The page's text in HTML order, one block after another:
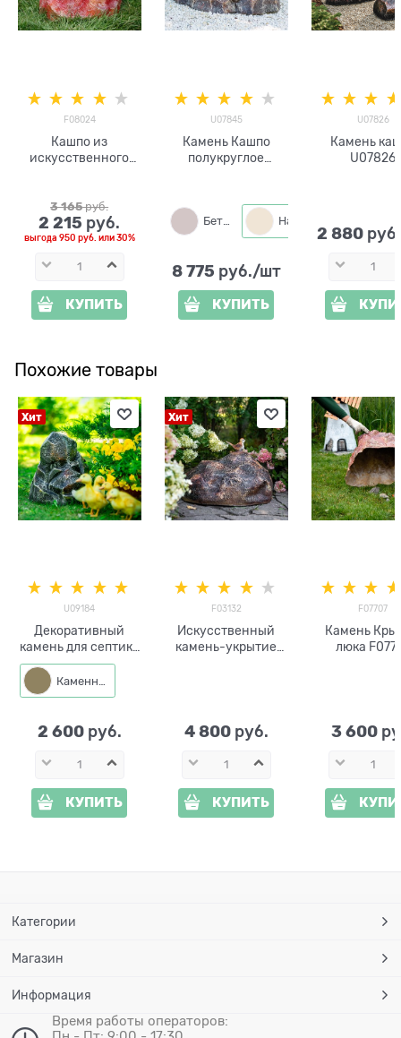
F08024
Кашпо из
искусственного
3 165 руб.
2 215 руб.
выгода 950 руб. или30%
КУПИТЬ
U07845
Камень Кашпо
полукруглое
Бетон
8 775 руб./шт
КУПИТЬ
U07826
Камень
U07826
2 880
Похожие товары
Хит
U09184
Декоративный
камень для септика
из стеклопластика
U09184 ширина 35
см
2 600 руб.
КУПИТЬ
Хит
F03132
Искусственный
камень-укрытие
4 800 руб.
КУПИТЬ
F07707
Камень
люка
3 600
Категории
Магазин
Информация
Время работы операторов: